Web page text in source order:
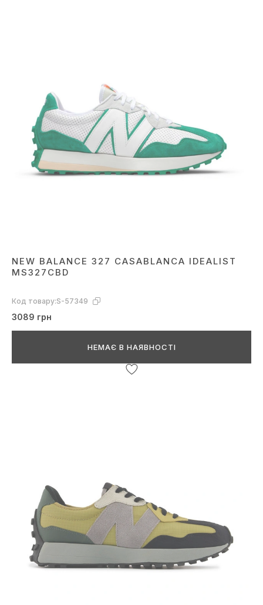
NEW BALANCE 327 CASABLANCA IDEALIST
MS327CBD
Код товару:S-57349
3089 грн
НЕМАЄ В НАЯВНОСТІ